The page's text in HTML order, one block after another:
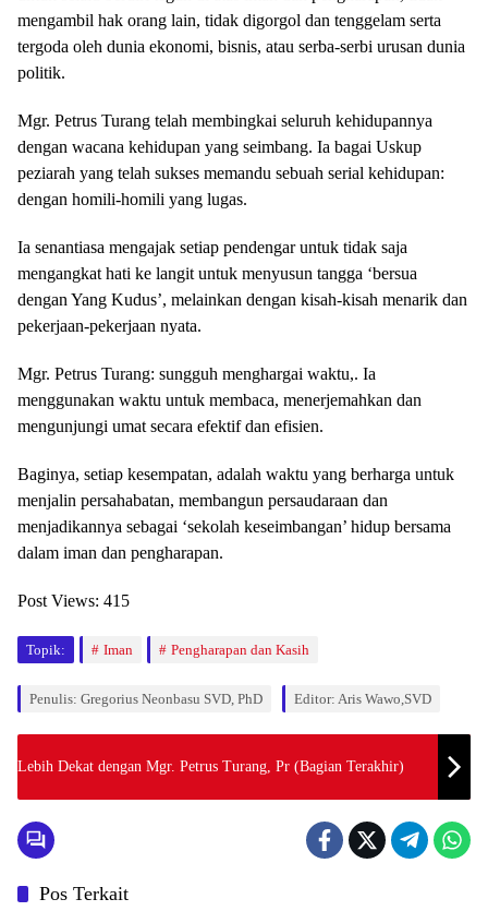
mengambil hak orang lain, tidak digorgol dan tenggelam serta
tergoda oleh dunia ekonomi, bisnis, atau serba-serbi urusan dunia
politik.
Mgr. Petrus Turang telah membingkai seluruh kehidupannya
dengan wacana kehidupan yang seimbang. Ia bagai Uskup
peziarah yang telah sukses memandu sebuah serial kehidupan:
dengan homili-homili yang lugas.
Ia senantiasa mengajak setiap pendengar untuk tidak saja
mengangkat hati ke langit untuk menyusun tangga ‘bersua
dengan Yang Kudus’, melainkan dengan kisah-kisah menarik dan
pekerjaan-pekerjaan nyata.
Mgr. Petrus Turang: sungguh menghargai waktu,. Ia
menggunakan waktu untuk membaca, menerjemahkan dan
mengunjungi umat secara efektif dan efisien.
Baginya, setiap kesempatan, adalah waktu yang berharga untuk
menjalin persahabatan, membangun persaudaraan dan
menjadikannya sebagai ‘sekolah keseimbangan’ hidup bersama
dalam iman dan pengharapan.
Post Views: 415
Topik: Iman Pengharapan dan Kasih
Penulis: Gregorius Neonbasu SVD, PhD Editor: Aris Wawo,SVD
Lebih Dekat dengan Mgr. Petrus Turang, Pr (Bagian Terakhir)
Pos Terkait
Feature